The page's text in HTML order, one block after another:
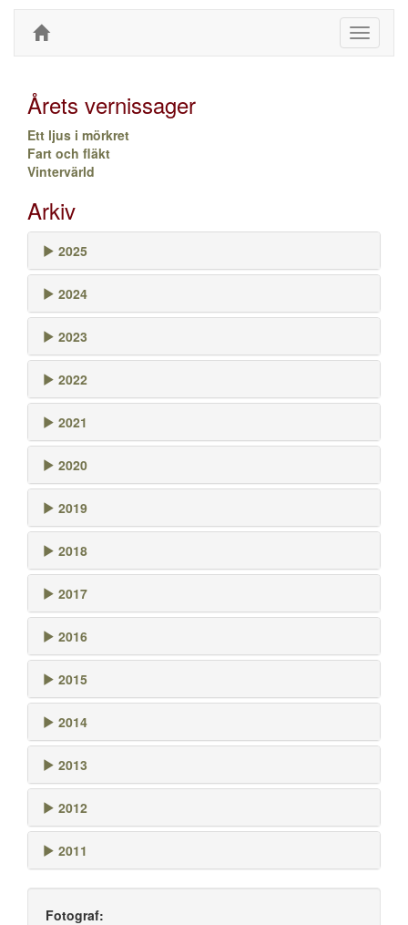
Toggle
Årets vernissager
Ett ljus i mörkret
Fart och fläkt
Vintervärld
Arkiv
2025
2024
2023
2022
2021
2020
2019
2018
2017
2016
2015
2014
2013
2012
2011
Fotograf: